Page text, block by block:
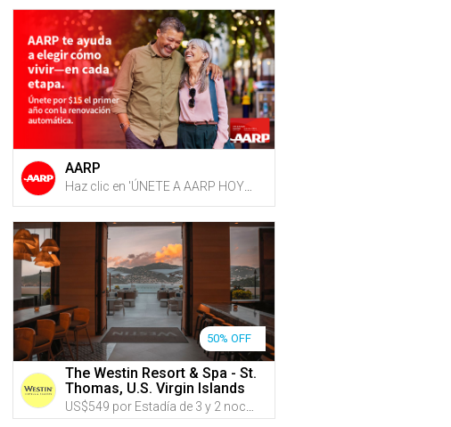
AARP
50% OFF
The Westin Resort & Spa - St.
Thomas, U.S. Virgin Islands